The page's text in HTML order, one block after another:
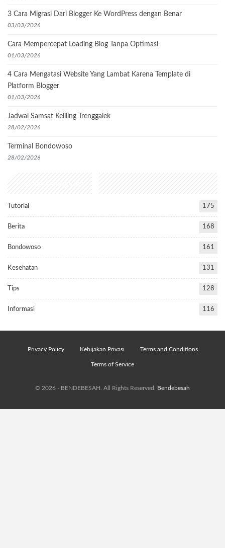
3 Cara Migrasi Dari Blogger Ke WordPress dengan Benar
03/03/2026
Cara Mempercepat Loading Blog Tanpa Optimasi
01/03/2026
4 Cara Mengatasi Website Yang Lambat Karena Template di
Platform Blogger
01/03/2026
Jadwal Samsat Keliling Trenggalek
28/02/2026
Terminal Bondowoso
28/02/2026
Popular Categories
Tutorial 175
Berita 168
Bondowoso 161
Kesehatan 131
Tips 128
Informasi 116
Privacy Policy Kebijakan Privasi Terms and Conditions
Terms of Service
© 2026 - BENDEBESAH. All Rights Reserved. Bendebesah